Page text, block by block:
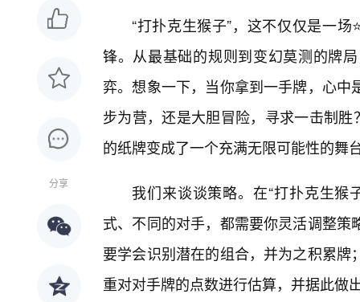
分享
“打扑克生猴子”，这不仅仅是一
锋。从最基础的规则到变幻莫测的牌
弈。想象一下，当你拿到一手牌，心
步为营，还是大胆冒险，寻求一击制
的纸牌变成了一个充满无限可能性的舞
我们来谈谈策略。在“打扑克生猴
式、不同的对手，都需要你灵活调整
要学会识别潜在的组合，并为之积累
重对对手牌的点数进行估算，并据此做